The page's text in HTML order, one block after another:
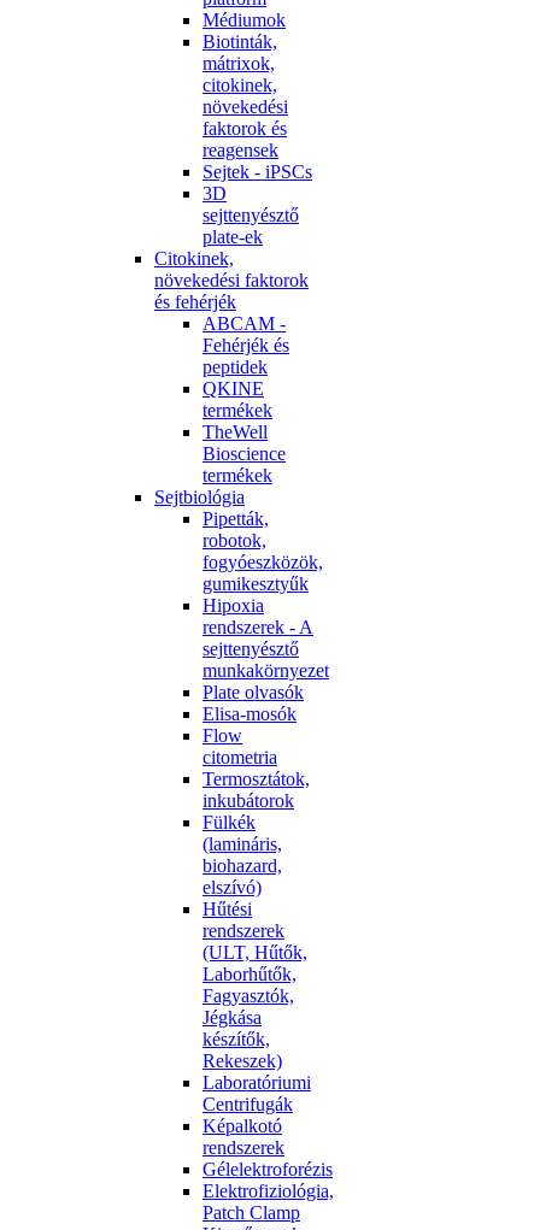
Médiumok
Biotinták,
mátrixok,
citokinek,
növekedési
faktorok és
reagensek
Sejtek - iPSCs
3D
sejttenyésztő
plate-ek
Citokinek,
növekedési faktorok
és fehérjék
ABCAM -
Fehérjék és
peptidek
QKINE
termékek
TheWell
Bioscience
termékek
Sejtbiológia
Pipetták,
robotok,
fogyóeszközök,
gumikesztyűk
Hipoxia
rendszerek - A
sejttenyésztő
munkakörnyezet
Plate olvasók
Elisa-mosók
Flow
citometria
Termosztátok,
inkubátorok
Fülkék
(lamináris,
biohazard,
elszívó)
Hűtési
rendszerek
(ULT, Hűtők,
Laborhűtők,
Fagyasztók,
Jégkása
készítők,
Rekeszek)
Laboratóriumi
Centrifugák
Képalkotó
rendszerek
Gélelektroforézis
Elektrofiziológia,
Patch Clamp